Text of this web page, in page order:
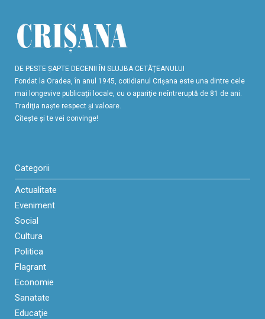
DE PESTE ŞAPTE DECENII ÎN SLUJBA CETĂŢEANULUI
Fondat la Oradea, în anul 1945, cotidianul Crişana este una dintre cele
mai longevive publicaţii locale, cu o apariţie neîntreruptă de 81 de ani.
Tradiţia naşte respect şi valoare.
Citeşte şi te vei convinge!
Categorii
Actualitate
Eveniment
Social
Cultura
Politica
Flagrant
Economie
Sanatate
Educaţie